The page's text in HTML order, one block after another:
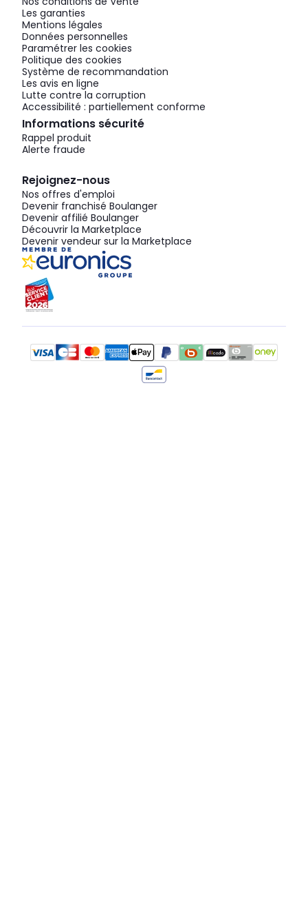
Les garanties
Mentions légales
Données personnelles
Paramétrer les cookies
Politique des cookies
Système de recommandation
Les avis en ligne
Lutte contre la corruption
Accessibilité : partiellement conforme
Informations sécurité
Rappel produit
Alerte fraude
Rejoignez-nous
Nos offres d'emploi
Devenir franchisé Boulanger
Devenir affilié Boulanger
Découvrir la Marketplace
Devenir vendeur sur la Marketplace